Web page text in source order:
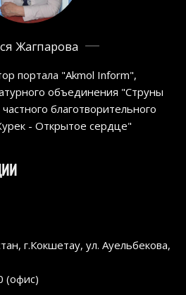
Жагпарова
портала "Akmol Inform",
объединения "Струны
благотворительного
- Открытое сердце"
г.Кокшетау, ул. Ауельбекова,
(офис)